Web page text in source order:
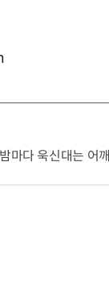
마다 욱신대는 어